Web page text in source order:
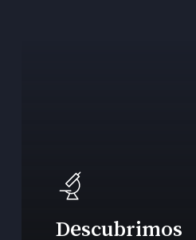
Descubrimos